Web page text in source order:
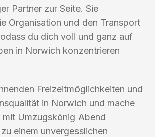
Partner zur Seite. Sie
Organisation und den Transport
du dich voll und ganz auf
in Norwich konzentrieren
Freizeitmöglichkeiten und
in Norwich und mache
mit Umzugskönig Abend
einem unvergesslichen